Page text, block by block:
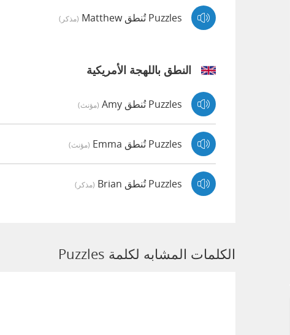
Puzzles تُنطق Matthew (مذكر)
النطق باللهجة الأمريكية
Puzzles تُنطق Amy (مؤنث)
Puzzles تُنطق Emma (مؤنث)
Puzzles تُنطق Brian (مذكر)
الكلمات المشابه لكلمة Puzzles